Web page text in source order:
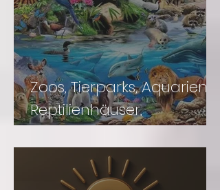
Zoos, Tierparks, Aquarien,
Reptilienhäuser,
Naturkundemuseen,
Auffangstationen,
Schmetterlingsparks u.v.m.